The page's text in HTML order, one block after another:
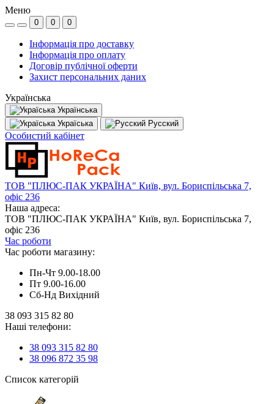
Меню
0 0 0
Інформація про доставку
Інформація про оплату
Договір публічної оферти
Захист персональних даних
Українська
Українська
Україська
Русский
Особистий кабінет
ТОВ "ПЛЮС-ПАК УКРАЇНА" Київ, вул. Бориспільська 7,
офіс 236
Наша адреса:
ТОВ "ПЛЮС-ПАК УКРАЇНА" Київ, вул. Бориспільська 7,
офіс 236
Час роботи
Час роботи магазину:
Пн-Чт 9.00-18.00
Пт 9.00-16.00
Сб-Нд Вихідний
38 093 315 82 80
Наші телефони:
38 093 315 82 80
38 096 872 35 98
Список категорій